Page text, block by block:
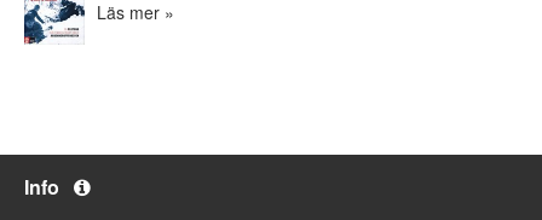
Läs mer »
Info